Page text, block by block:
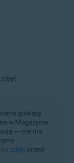
aplikacji
w Magazynie
— nie ma
zdjęć przed